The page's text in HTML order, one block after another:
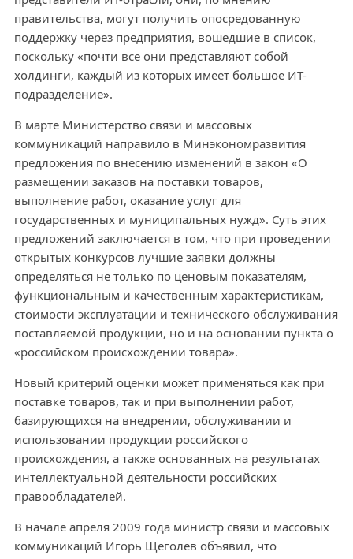
правительства, могут получить опосредованную
поддержку через предприятия, вошедшие в список,
поскольку «почти все они представляют собой
холдинги, каждый из которых имеет большое ИТ-
подразделение».
В марте Министерство связи и массовых
коммуникаций направило в Минэкономразвития
предложения по внесению изменений в закон «О
размещении заказов на поставки товаров,
выполнение работ, оказание услуг для
государственных и муниципальных нужд». Суть этих
предложений заключается в том, что при проведении
открытых конкурсов лучшие заявки должны
определяться не только по ценовым показателям,
функциональным и качественным характеристикам,
стоимости эксплуатации и технического обслуживания
поставляемой продукции, но и на основании пункта о
«российском происхождении товара».
Новый критерий оценки может применяться как при
поставке товаров, так и при выполнении работ,
базирующихся на внедрении, обслуживании и
использовании продукции российского
происхождения, а также основанных на результатах
интеллектуальной деятельности российских
правообладателей.
В начале апреля 2009 года министр связи и массовых
коммуникаций Игорь Щеголев объявил, что